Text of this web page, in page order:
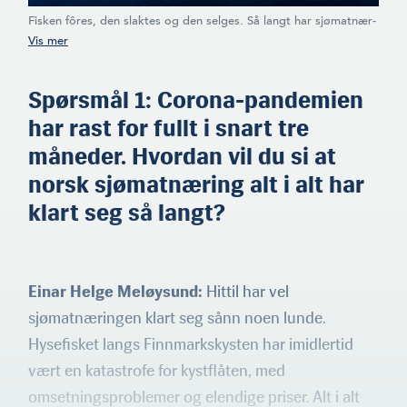
Magnar Pedersen (f.1955)
sjømatnæringen, blant
annet som ass. direktør i
Norges Råfisklag og som
konsernsjef i Nergård AS.
Lovund, største aksjonær i
oppdrettsselskapet Nova
styremedlem i Nova Sea og
har vært varaordfører for
Arbeiderpartiet i Lurøy
kommune. Hun ble kåret til
Fisken fôres, den slaktes og den selges. Så langt har sjømatnær­
ingen klart seg nesten overraskende bra, mener vårt
dumper nedover veien.
Spørsmål 1: Corona-pandemien
har rast for fullt i snart tre
måneder. Hvordan vil du si at
norsk sjømatnæring alt i alt har
klart seg så langt?
Einar Helge Meløysund: Hittil har vel
sjømatnæringen klart seg sånn noen lunde.
Hysefisket langs Finnmarkskysten har imidlertid
vært en katastrofe for kystflåten, med
omsetningsproblemer og elendige priser. Alt i alt